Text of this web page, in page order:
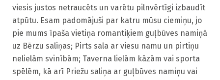
viesis justos netraucēts un varētu pilnvērtīgi izbaudīt
atpūtu. Esam padomājuši par katru mūsu ciemiņu, jo
pie mums īpaša vietiņa romantiķiem guļbūves namiņā
uz Bērzu saliņas; Pirts sala ar viesu namu un pirtiņu
nelielām svinībām; Taverna lielām kāzām vai sporta
spēlēm, kā arī Priežu saliņa ar guļbūves namiņu vai